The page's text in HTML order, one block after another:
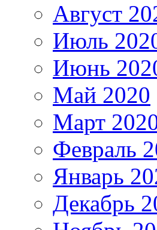
Август
Июль
Июнь
Май 2020
Март
Февраль
Январь
Декабрь